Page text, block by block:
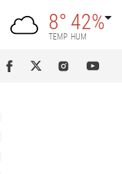
8°
TEMP
42%
HUM